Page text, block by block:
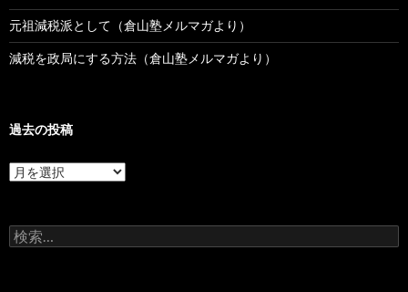
元祖減税派として（倉山塾メルマガより）
減税を政局にする方法（倉山塾メルマガより）
過去の投稿
過
去
稿
検
索: